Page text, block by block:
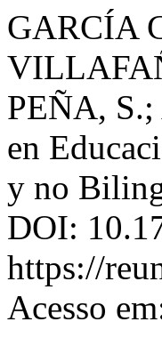
GARCÍA
PEÑA, S.;
en
y no
DOI:
https://
Acesso